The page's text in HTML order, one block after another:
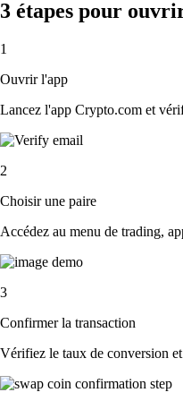
3 étapes pour
1
Ouvrir l'app
Lancez l'app Crypto.com et
2
Choisir une paire
Accédez au menu de trading,
3
Confirmer la transaction
Vérifiez le taux de conversion